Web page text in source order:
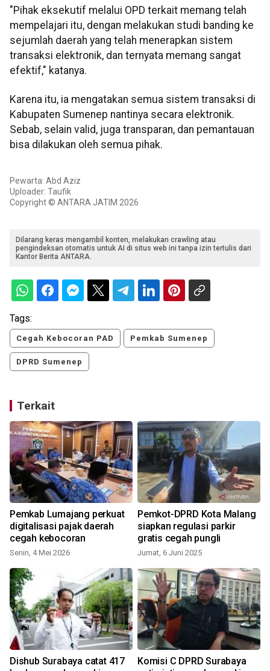
"Pihak eksekutif melalui OPD terkait memang telah
mempelajari itu, dengan melakukan studi banding ke
sejumlah daerah yang telah menerapkan sistem
transaksi elektronik, dan ternyata memang sangat
efektif," katanya.
Karena itu, ia mengatakan semua sistem transaksi di
Kabupaten Sumenep nantinya secara elektronik.
Sebab, selain valid, juga transparan, dan pemantauan
bisa dilakukan oleh semua pihak.
Pewarta: Abd Aziz
Uploader: Taufik
Copyright © ANTARA JATIM 2026
Dilarang keras mengambil konten, melakukan crawling atau
pengindeksan otomatis untuk AI di situs web ini tanpa izin tertulis dari
Kantor Berita ANTARA.
Tags:
Cegah Kebocoran PAD Pemkab Sumenep
DPRD Sumenep
Terkait
Pemkab Lumajang perkuat
digitalisasi pajak daerah
cegah kebocoran
Senin, 4 Mei 2026
Pemkot-DPRD Kota Malang
siapkan regulasi parkir
gratis cegah pungli
Jumat, 6 Juni 2025
Dishub Surabaya catat 417
Komisi C DPRD Surabaya